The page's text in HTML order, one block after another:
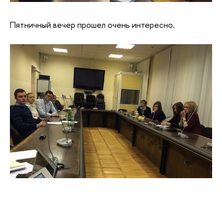
Пятничный вечер прошел очень интересно.